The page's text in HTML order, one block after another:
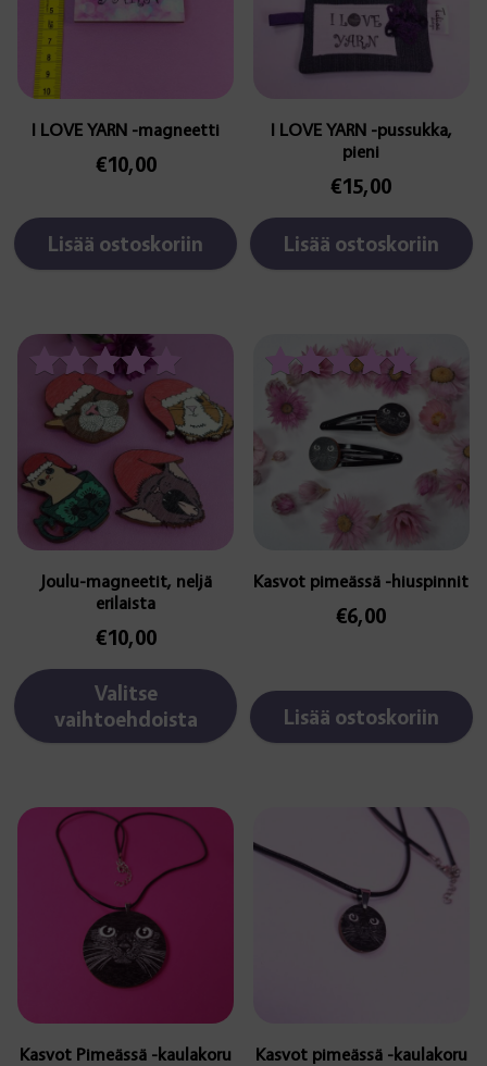
I LOVE YARN -magneetti
4.00
€10,00
Lisää ostoskoriin
I LOVE YARN -pussukka,
pieni
€15,00
Lisää ostoskoriin
Joulu-magneetit, neljä
erilaista
Arvostelu
tuotteesta:
5.00
/ 5
€10,00
Valitse
vaihtoehdoista
Tällä
tuotteella
on
useampi
muunnelma.
Voit
tehdä
valinnat
tuotteen
sivulla.
Kasvot pimeässä -hiuspinnit
Arvostelu
tuotteesta:
5.00
/ 5
€6,00
Lisää ostoskoriin
Kasvot Pimeässä -kaulakoru Kasvot pimeässä -kaulakoru